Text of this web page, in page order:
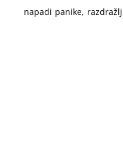
napadi panike,